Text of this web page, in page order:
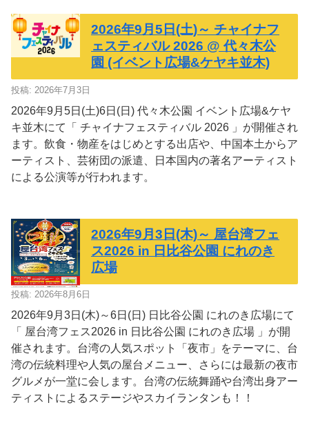
2026年9月5日(土)～ チャイナフ
ェスティバル 2026 @ 代々木公
園 (イベント広場&ケヤキ並木)
投稿: 2026年7月3日
2026年9月5日(土)6日(日) 代々木公園 イベント広場&ケヤ
キ並木にて「 チャイナフェスティバル 2026 」が開催され
ます。飲食・物産をはじめとする出店や、中国本土からア
ーティスト、芸術団の派遣、日本国内の著名アーティスト
による公演等が行われます。
2026年9月3日(木)～ 屋台湾フェ
ス2026 in 日比谷公園 にれのき
広場
投稿: 2026年8月6日
2026年9月3日(木)～6日(日) 日比谷公園 にれのき広場にて
「 屋台湾フェス2026 in 日比谷公園 にれのき広場 」が開
催されます。台湾の人気スポット「夜市」をテーマに、台
湾の伝統料理や人気の屋台メニュー、さらには最新の夜市
グルメが一堂に会します。台湾の伝統舞踊や台湾出身アー
ティストによるステージやスカイランタンも！！